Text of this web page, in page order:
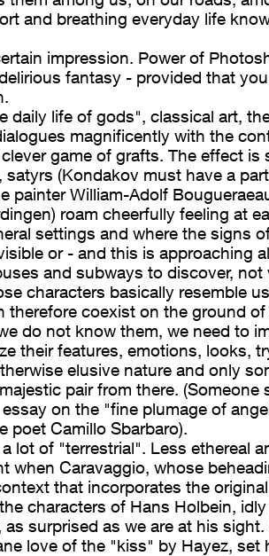
and breathing everyday life
impression. Power of
fantasy - provided that
daily life of gods", classical art,
magnificently with the
game of grafts. The effect is
satyrs (Kondakov must have a
painter William-Adolf
roam cheerfully feeling at
settings and where the signs
or - and this is approaching
and subways to discover, not
characters basically resemble
therefore coexist on the ground
do not know them, we need to
their features, emotions, looks,
elusive nature and only
pair from there. (Someone
on the "fine plumage of
poet Camillo Sbarbaro).
lot of "terrestrial". Less ethereal
when Caravaggio, whose
that incorporates the
characters of Hans Holbein,
as surprised as we are at his
love of the "kiss" by Hayez, set